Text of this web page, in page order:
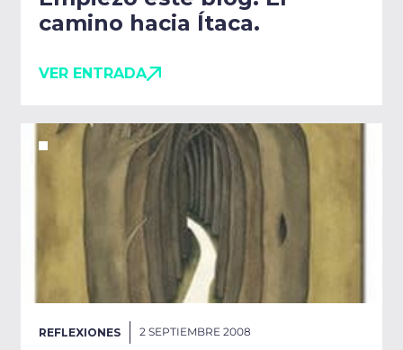
camino hacia Ítaca.
VER ENTRADA
REFLEXIONES 2 SEPTIEMBRE 2008